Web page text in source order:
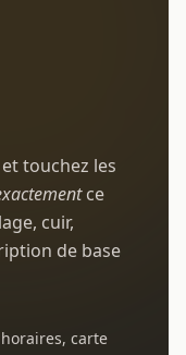
touchez les
ce
cuir,
de base
carte